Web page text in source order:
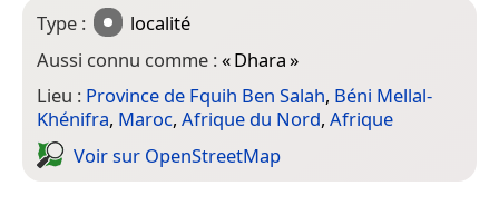
Type :
localité
Aussi connu comme :«Dhara»
Lieu : Province de Fquih Ben Salah, Béni Mellal-
Khénifra, Maroc, Afrique du Nord, Afrique
Voir sur Open­Street­Map